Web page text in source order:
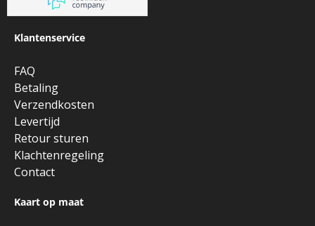
Klantenservice
FAQ
Betaling
Verzendkosten
Levertijd
Retour sturen
Klachtenregeling
Contact
Kaart op maat